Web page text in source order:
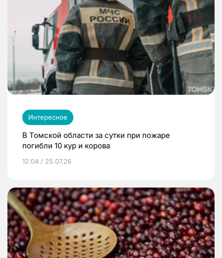
Интересное
В Томской области за сутки при пожаре
погибли 10 кур и корова
12:04 / 25.07.26